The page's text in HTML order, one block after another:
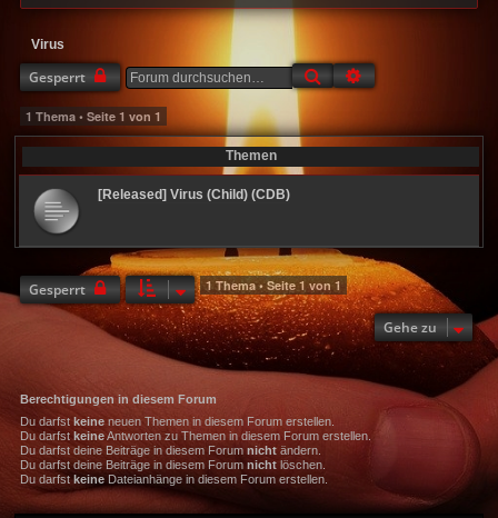
Virus
Gesperrt Suche
1 Thema • Seite 1 von 1
Themen
[Released] Virus (Child) (CDB)
Gesperrt 1 Thema • Seite 1 von 1
Gehe zu
Berechtigungen in diesem Forum
Du darfst keineneuen Themen in diesem Forum erstellen.
Du darfstkeineAntworten zu Themen in diesem Forum erstellen.
Du darfst deine Beiträge in diesem Forum nichtändern.
Du darfst deine Beiträge in diesem Forum nichtlöschen.
Du darfstkeineDateianhänge in diesem Forum erstellen.